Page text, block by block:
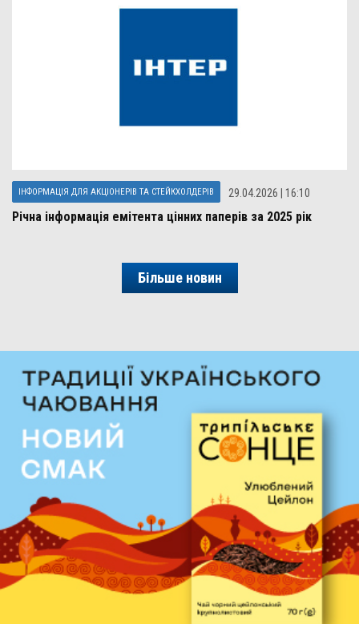
ІНФОРМАЦІЯ ДЛЯ АКЦІОНЕРІВ ТА СТЕЙКХОЛДЕРІВ 29.04.2026 | 16:10
Річна інформація емітента цінних паперів за 2025 рік
Більше новин